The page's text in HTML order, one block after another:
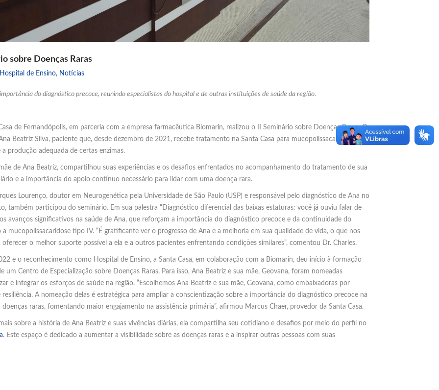
sobre Doenças Raras
Hospital de Ensino, Notícias
do diagnóstico precoce, reunindo especialistas do hospital e de outras instituições de saúde da região.
de Fernandópolis, em parceria com a empresa farmacêutica Biomarin, realizou o II Seminário sobre Doenças Raras. O
Beatriz Silva, paciente que, desde dezembro de 2021, recebe tratamento na Santa Casa para mucopolissacaridose tipo
produção adequada de certas enzimas.
de Ana Beatriz, compartilhou suas experiências e os desafios enfrentados no acompanhamento do tratamento de sua
e a importância do apoio contínuo necessário para lidar com uma doença rara.
Lourenço, doutor em Neurogenética pela Universidade de São Paulo (USP) e responsável pelo diagnóstico de Ana no
também participou do seminário. Em sua palestra “Diagnóstico diferencial das baixas estaturas: você já ouviu falar de
avanços significativos na saúde de Ana, que reforçam a importância do diagnóstico precoce e da continuidade do
mucopolissacaridose tipo IV. “É gratificante ver o progresso de Ana e a melhoria em sua qualidade de vida, o que nos
o melhor suporte possível a ela e a outros pacientes enfrentando condições similares”, comentou Dr. Charles.
e o reconhecimento como Hospital de Ensino, a Santa Casa, em colaboração com a Biomarin, deu início à formação
Centro de Especialização sobre Doenças Raras. Para isso, Ana Beatriz e sua mãe, Geovana, foram nomeadas
e integrar os esforços de saúde na região. “Escolhemos Ana Beatriz e sua mãe, Geovana, como embaixadoras por
A nomeação delas é estratégica para ampliar a conscientização sobre a importância do diagnóstico precoce na
raras, fomentando maior engajamento na assistência primária”, afirmou Marcus Chaer, provedor da Santa Casa.
sobre a história de Ana Beatriz e suas vivências diárias, ela compartilha seu cotidiano e desafios por meio do perfil no
. Este espaço é dedicado a aumentar a visibilidade sobre as doenças raras e a inspirar outras pessoas com suas